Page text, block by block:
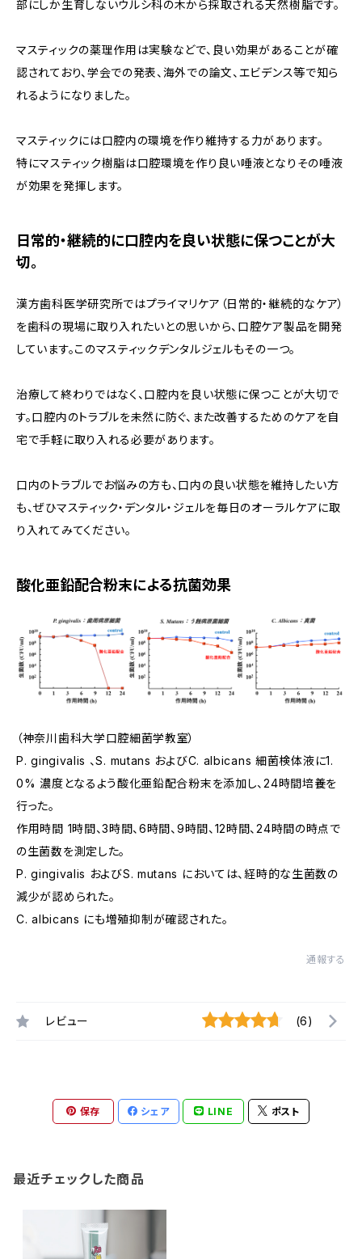
部にしか生育しないウルシ科の木から採取される天然樹脂です。
マスティックの薬理作用は実験などで、良い効果があることが確
認されており、学会での発表、海外での論文、エビデンス等で知ら
れるようになりました。
マスティックには口腔内の環境を作り維持する力があります。
特にマスティック樹脂は口腔環境を作り良い唾液となりその唾液
が効果を発揮します。
日常的・継続的に口腔内を良い状態に保つことが大
切。
漢方歯科医学研究所ではプライマリケア（日常的・継続的なケア）
を歯科の現場に取り入れたいとの思いから、口腔ケア製品を開発
しています。このマスティックデンタルジェルもその一つ。
治療して終わりではなく、口腔内を良い状態に保つことが大切で
す。口腔内のトラブルを未然に防ぐ、また改善するためのケアを自
宅で手軽に取り入れる必要があります。
口内のトラブルでお悩みの方も、口内の良い状態を維持したい方
も、ぜひマスティック・デンタル・ジェルを毎日のオーラルケアに取
り入れてみてください。
酸化亜鉛配合粉末による抗菌効果
（神奈川歯科大学口腔細菌学教室）
P. gingivalis 、S. mutans およびC. albicans 細菌検体液に1.
0% 濃度となるよう酸化亜鉛配合粉末を添加し、24時間培養を
行った。
作用時間 1時間、3時間、6時間、9時間、12時間、24時間の時点で
の生菌数を測定した。
P. gingivalis およびS. mutans においては、経時的な生菌数の
減少が認められた。
C. albicans にも増殖抑制が確認された。
通報する
レビュー (6)
保存 シェア LINE ポスト
最近チェックした商品